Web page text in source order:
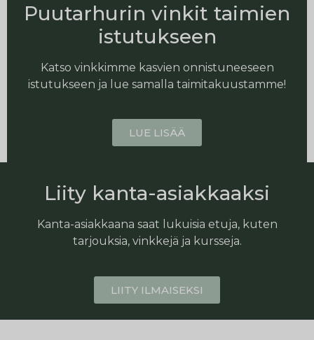
Puutarhurin vinkit taimien
istutukseen
Katso vinkkimme kasvien onnistuneeseen
istutukseen ja lue samalla taimitakuustamme!
LUE LISÄÄ
Liity kanta-asiakkaaksi
Kanta-asiakkaana saat lukuisia etuja, kuten
tarjouksia, vinkkejä ja kursseja.
LIITY ILMAISEKSI